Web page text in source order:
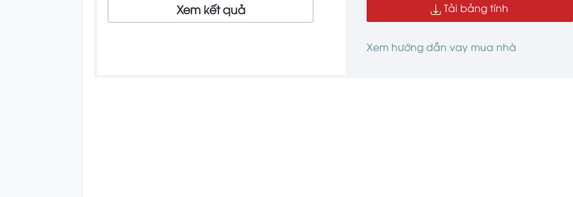
Xem kết quả Tải bảng tính
Xem hướng dẫn vay mua nhà